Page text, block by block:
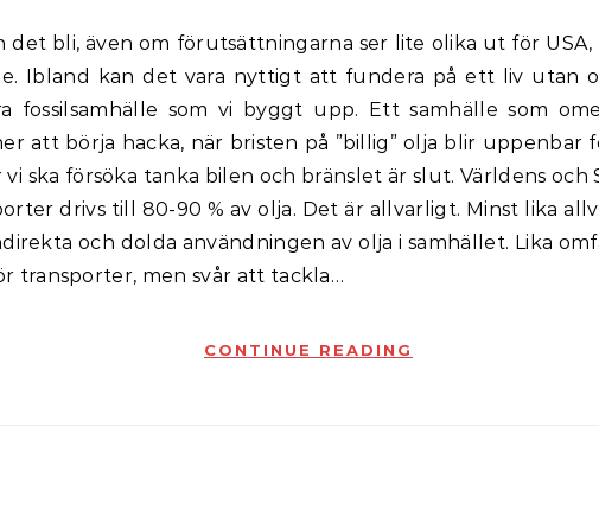
Ibland kan det vara nyttigt att fundera på ett liv utan
fossilsamhälle som vi byggt upp. Ett samhälle som
att börja hacka, när bristen på ”billig” olja blir uppenbar
vi ska försöka tanka bilen och bränslet är slut. Världens och
drivs till 80-90 % av olja. Det är allvarligt. Minst lika
och dolda användningen av olja i samhället. Lika
transporter, men svår att tackla…
CONTINUE READING